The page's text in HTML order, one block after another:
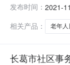
市）》
发布时间： 2021-
相关产品：
老年人
长葛市社区事